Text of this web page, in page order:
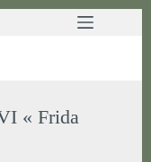
« Frida